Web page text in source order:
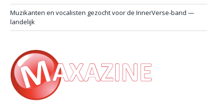
Muzikanten en vocalisten gezocht voor de InnerVerse-band —
landelijk